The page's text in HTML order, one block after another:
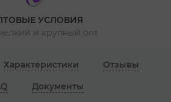
УСЛОВИЯ
и крупный опт
Характеристики
Отзывы
Документы